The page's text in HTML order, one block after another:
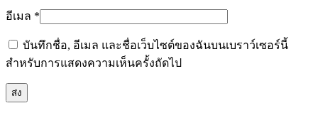
อีเมล *
บันทึกชื่อ, อีเมล และชื่อเว็บไซต์ของฉันบนเบราว์เซอร์นี้
สำหรับการแสดงความเห็นครั้งถัดไป